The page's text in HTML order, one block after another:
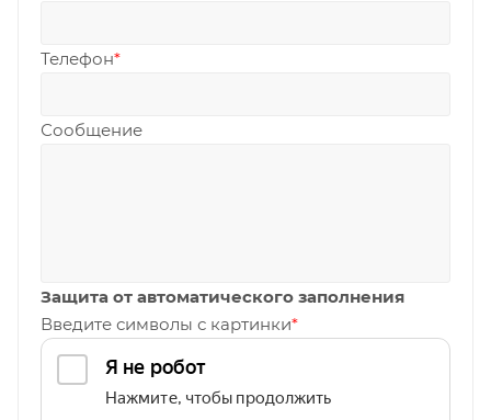
Телефон*
Сообщение
Защита от автоматического заполнения
Введите символы с картинки*